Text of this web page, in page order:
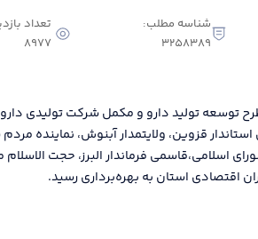
شناسه مطلب:
3258389
تعداد
8977
توسعه تولید دارو و مکمل شرکت تولیدی
قزوین، ولایتمدار آبنوش، نماینده
اسلامی،قاسمی فرماندار البرز، حجت
اقتصادی استان به بهره‌برداری رسید.